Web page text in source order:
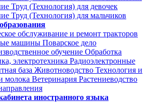
Труд (Технология) для девочек
Труд (Технология) для мальчиков
обслуживание и ремонт тракторов
машины Поварское дело
обучение Обработка
электротехника Радиоэлектронные
база Животноводство Технология и
молока Ветеринария Растениеводство
иностранного языка